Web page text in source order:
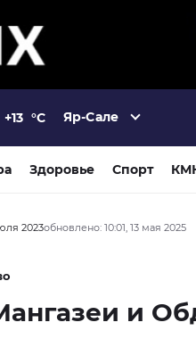
+13 °C Яр-Сале
Здоровье Спорт
2023обновлено: 10:01, 13 мая 2025
и